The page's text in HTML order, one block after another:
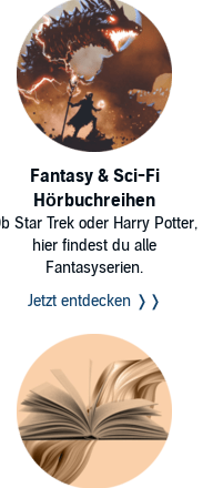
Fantasy & Sci-Fi
Hörbuchreihen
Star Trek oder Harry Potter,
hier findest du alle
Fantasyserien.
Jetzt entdecken ❭❭